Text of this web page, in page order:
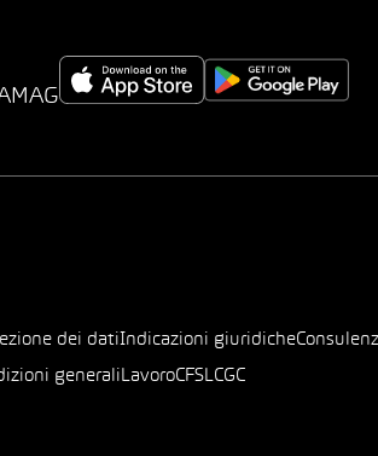
dei datiIndicazioni giuridiche
generali LavoroCFSLCGC